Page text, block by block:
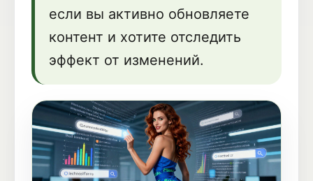
если вы активно обновляете
контент и хотите отследить
эффект от изменений.